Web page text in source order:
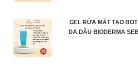
GEL RỬA MẶT TẠO
DA DẦU BIODERMA